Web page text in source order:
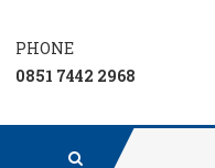
0851 7442 2968